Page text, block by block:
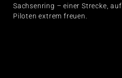
Sachsenring – einer Strecke,
Piloten extrem freuen.